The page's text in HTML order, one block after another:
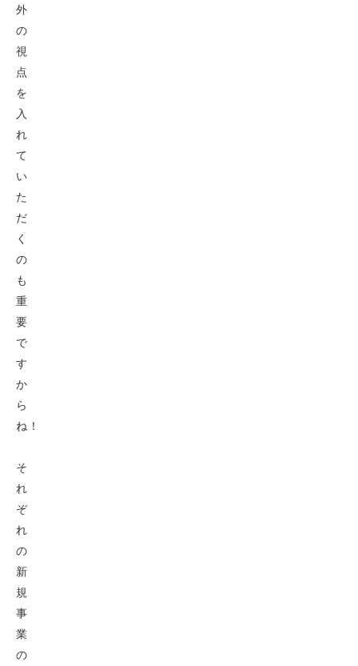
外
の
視
点
を
入
れ
て
い
た
だ
く
の
も
重
要
で
す
か
ら
ね！
そ
れ
ぞ
れ
の
新
規
事
業
の